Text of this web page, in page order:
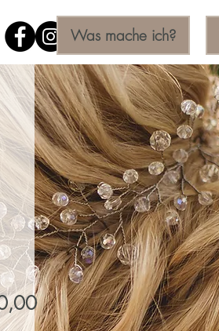
Was mache ich?